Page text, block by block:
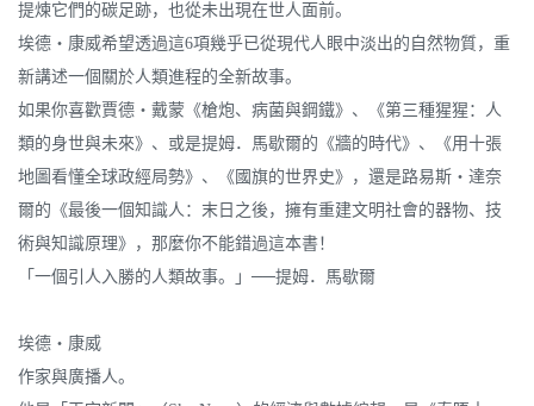
提煉它們的碳足跡，也從未出現在世人面前。
埃德・康威希望透過這6項幾乎已從現代人眼中淡出的自然物質，重
新講述一個關於人類進程的全新故事。
如果你喜歡賈德‧戴蒙《槍炮、病菌與鋼鐵》、《第三種猩猩：人
類的身世與未來》、或是提姆．馬歇爾的《牆的時代》、《用十張
地圖看懂全球政經局勢》、《國旗的世界史》，還是路易斯‧達奈
爾的《最後一個知識人：末日之後，擁有重建文明社會的器物、技
術與知識原理》，那麼你不能錯過這本書！
「一個引人入勝的人類故事。」──提姆．馬歇爾
埃德・康威
作家與廣播人。